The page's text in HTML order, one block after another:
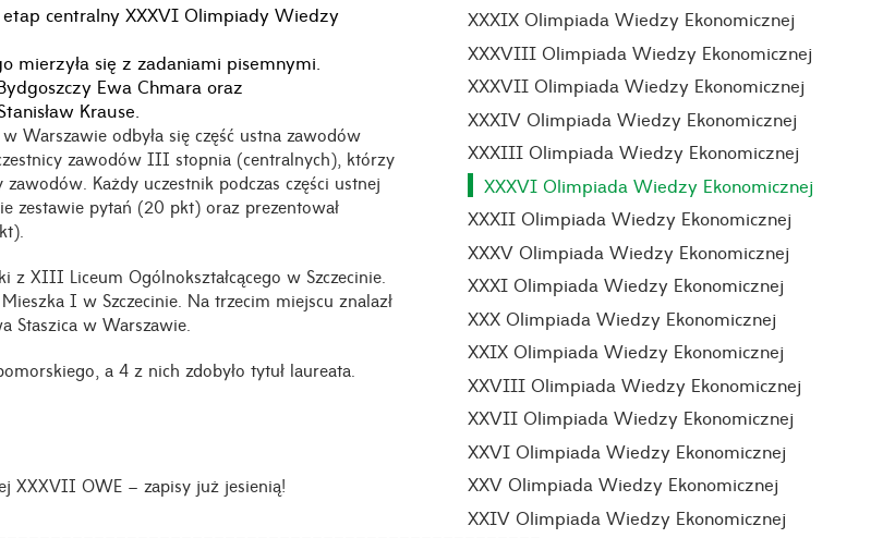
centralny XXXVI Olimpiady Wiedzy
mierzyła się z zadaniami pisemnymi.
Ewa Chmara oraz
Krause.
Warszawie odbyła się część ustna zawodów
zawodów III stopnia (centralnych), którzy
Każdy uczestnik podczas części ustnej
zestawie pytań (20 pkt) oraz prezentował
XIII Liceum Ogólnokształcącego w Szczecinie.
I w Szczecinie. Na trzecim miejscu znalazł
Staszica w Warszawie.
a 4 z nich zdobyło tytuł laureata.
XXXVII OWE – zapisy już jesienią!
XXXIX Olimpiada Wiedzy Ekonomicznej
XXXVIII Olimpiada Wiedzy Ekonomicznej
XXXVII Olimpiada Wiedzy Ekonomicznej
XXXIV Olimpiada Wiedzy Ekonomicznej
XXXIII Olimpiada Wiedzy Ekonomicznej
XXXVI Olimpiada Wiedzy Ekonomicznej
XXXII Olimpiada Wiedzy Ekonomicznej
XXXV Olimpiada Wiedzy Ekonomicznej
XXXI Olimpiada Wiedzy Ekonomicznej
XXX Olimpiada Wiedzy Ekonomicznej
XXIX Olimpiada Wiedzy Ekonomicznej
XXVIII Olimpiada Wiedzy Ekonomicznej
XXVII Olimpiada Wiedzy Ekonomicznej
XXVI Olimpiada Wiedzy Ekonomicznej
XXV Olimpiada Wiedzy Ekonomicznej
XXIV Olimpiada Wiedzy Ekonomicznej